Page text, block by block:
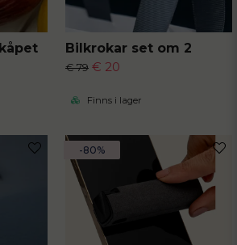
Bilkrokar set om 2
€ 79 € 20
Finns i lager
-80%